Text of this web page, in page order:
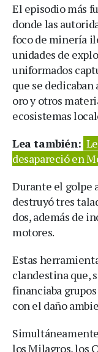
El episodio más
donde las
foco de minería
unidades de
uniformados
que se
oro y otros
ecosistemas
Lea también:
desapareció en
Durante el golpe
destruyó tres
dos, además de
motores.
Estas
clandestina que,
financiaba
con el daño
los Milagros, los